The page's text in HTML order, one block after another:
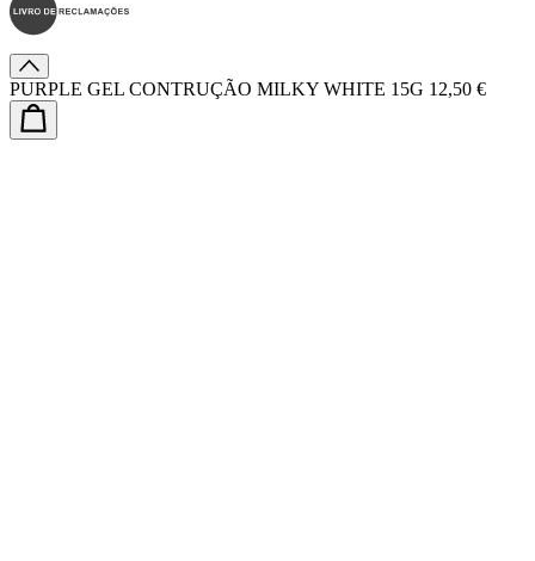
PURPLE GEL CONTRUÇÃO MILKY WHITE 15G 12,50 €